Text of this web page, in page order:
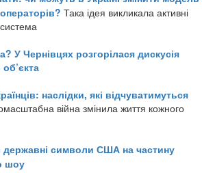
Така ідея викликала активні
У Чернівцях розгорілася дискусія
наслідки, які відчуватимуться
війна змінила життя кожного
символи США на частину
шоу